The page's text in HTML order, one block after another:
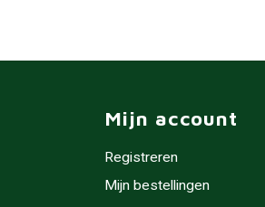
Mijn account
Registreren
Mijn bestellingen